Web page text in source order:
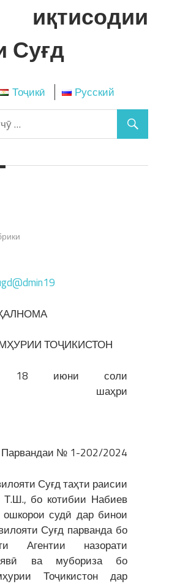
Суғд
Тоҷикӣ Русский
ТОҶИКИСТОН
соли
шаҳри
Парвандаи № 1-202/2024
Суғд таҳти раисии
Т.Ш., бо котибии Набиев
судӣ дар бинои
Суғд парванда бо
Агентии назорати
ва мубориза бо
Тоҷикистон дар